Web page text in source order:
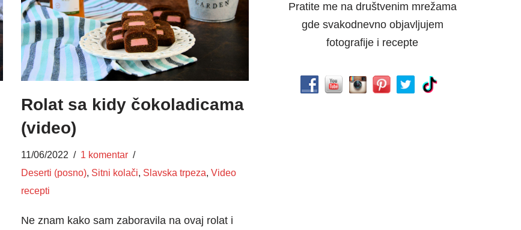
Rolat sa kidy čokoladicama
(video)
11/06/2022
1 komentar
Deserti (posno), Sitni kolači, Slavska trpeza, Video
recepti
Ne znam kako sam zaboravila na ovaj rolat i
Pratite me na društvenim mrežama
gde svakodnevno objavljujem
fotografije i recepte